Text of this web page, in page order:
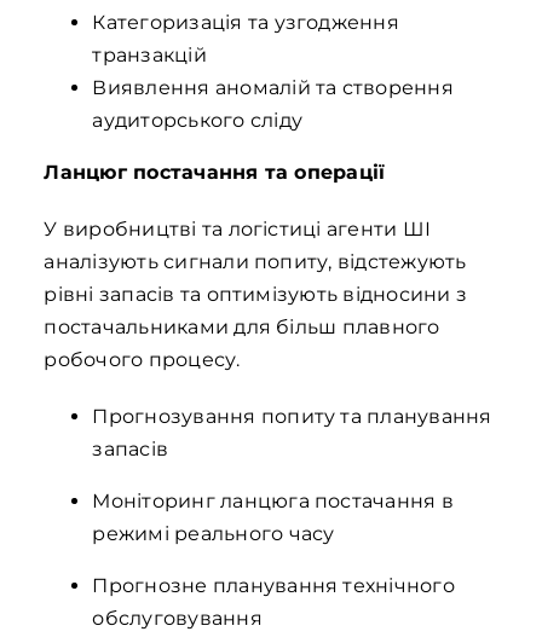
Категоризація та узгодження
транзакцій
Виявлення аномалій та створення
аудиторського сліду
Ланцюг постачання та операції
У виробництві та логістиці агенти ШІ
аналізують сигнали попиту, відстежують
рівні запасів та оптимізують відносини з
постачальниками для більш плавного
робочого процесу.
Прогнозування попиту та планування
запасів
Моніторинг ланцюга постачання в
режимі реального часу
Прогнозне планування технічного
обслуговування